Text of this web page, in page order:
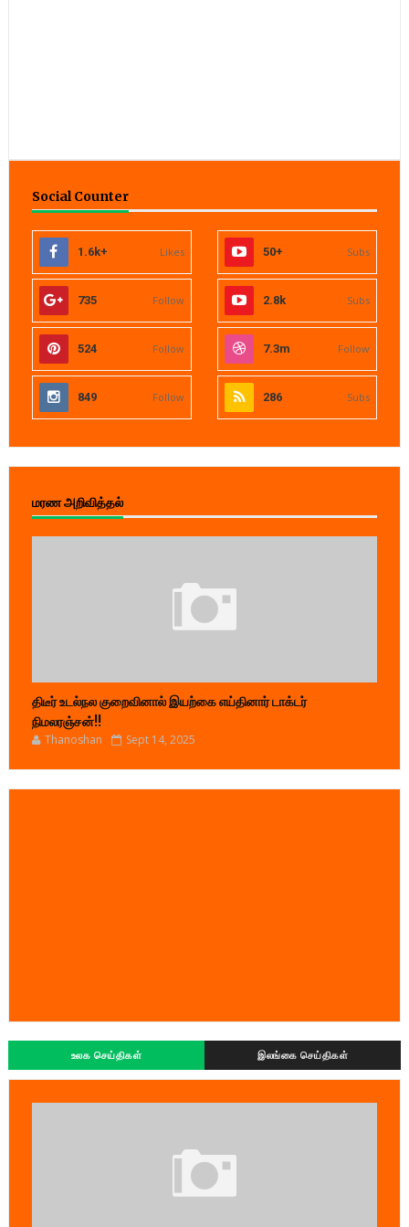
Social Counter
1.6k+ Likes 50+ Subs
735 Follow 2.8k Subs
524 Follow 7.3m Follow
849 Follow 286 Subs
மரண அறிவித்தல்
திடீர் உடல்நல குறைவினால் இயற்கை எய்தினார் டாக்டர்
நிமலரஞ்சன்!!
Thanoshan Sept 14, 2025
உலக செய்திகள் இலங்கை செய்திகள்